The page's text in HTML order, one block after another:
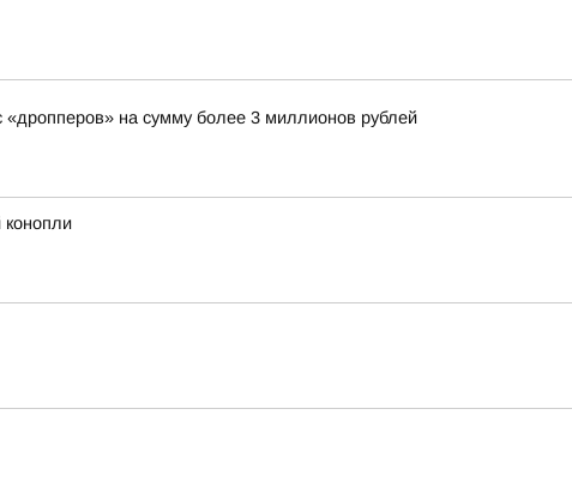
«дропперов» на сумму более 3 миллионов рублей
конопли